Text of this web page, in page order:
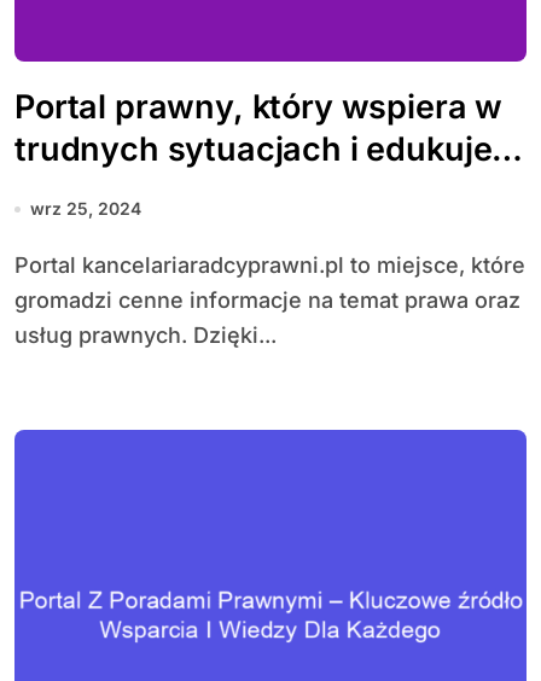
Portal prawny, który wspiera w
trudnych sytuacjach i edukuje o
prawie
wrz 25, 2024
Portal kancelariaradcyprawni.pl to miejsce, które
gromadzi cenne informacje na temat prawa oraz
usług prawnych. Dzięki...